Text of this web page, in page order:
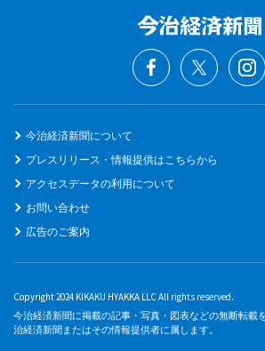
今治経済新聞について
プレスリリース・情報提供はこちらから
アクセスデータの利用について
お問い合わせ
広告のご案内
Copyright 2024 KIKAKU HYAKKA LLC All rights reserved.
今治経済新聞に掲載の記事・写真・図表などの無断転載
治経済新聞またはその情報提供者に属します。